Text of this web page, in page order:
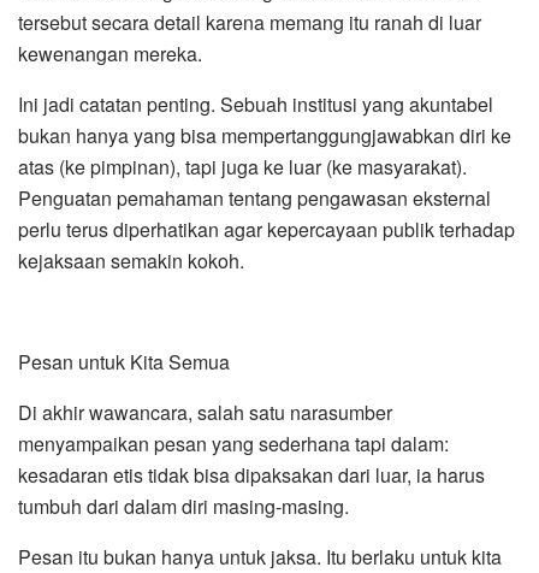
tersebut secara detail karena memang itu ranah di luar
kewenangan mereka.
Ini jadi catatan penting. Sebuah institusi yang akuntabel
bukan hanya yang bisa mempertanggungjawabkan diri ke
atas (ke pimpinan), tapi juga ke luar (ke masyarakat).
Penguatan pemahaman tentang pengawasan eksternal
perlu terus diperhatikan agar kepercayaan publik terhadap
kejaksaan semakin kokoh.
Pesan untuk Kita Semua
Di akhir wawancara, salah satu narasumber
menyampaikan pesan yang sederhana tapi dalam:
kesadaran etis tidak bisa dipaksakan dari luar, ia harus
tumbuh dari dalam diri masing-masing.
Pesan itu bukan hanya untuk jaksa. Itu berlaku untuk kita